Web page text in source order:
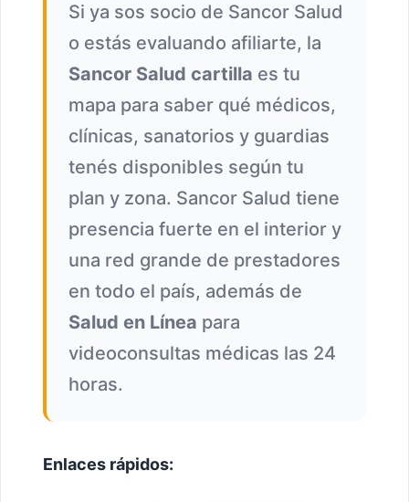
Si ya sos socio de Sancor Salud
o estás evaluando afiliarte, la
Sancor Salud cartilla es tu
mapa para saber qué médicos,
clínicas, sanatorios y guardias
tenés disponibles según tu
plan y zona. Sancor Salud tiene
presencia fuerte en el interior y
una red grande de prestadores
en todo el país, además de
Salud en Línea para
videoconsultas médicas las 24
horas.
Enlaces rápidos: